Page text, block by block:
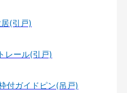
(引戸)
レール(引戸)
付ガイドピン(吊戸)